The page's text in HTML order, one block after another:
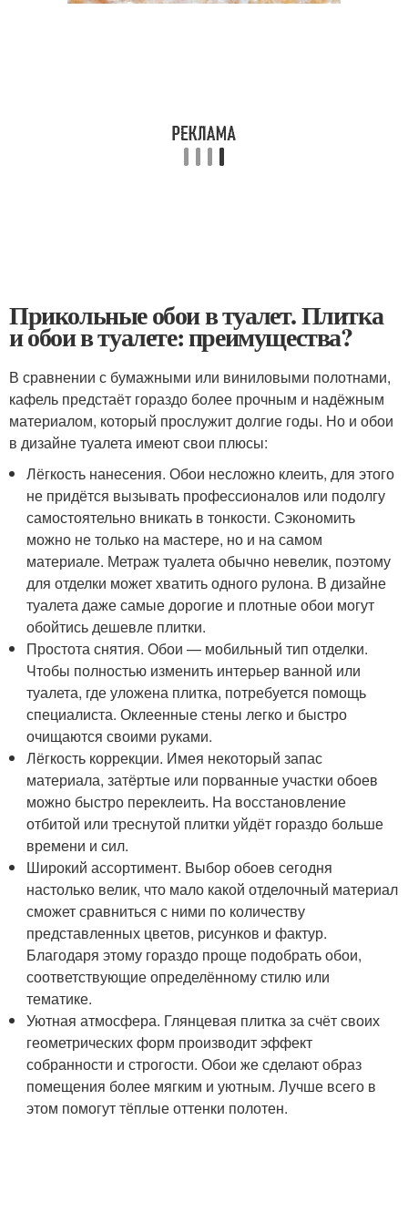
Прикольные обои в туалет. Плитка
и обои в туалете: преимущества?
В сравнении с бумажными или виниловыми полотнами,
кафель предстаёт гораздо более прочным и надёжным
материалом, который прослужит долгие годы. Но и обои
в дизайне туалета имеют свои плюсы:
Лёгкость нанесения. Обои несложно клеить, для этого
не придётся вызывать профессионалов или подолгу
самостоятельно вникать в тонкости. Сэкономить
можно не только на мастере, но и на самом
материале. Метраж туалета обычно невелик, поэтому
для отделки может хватить одного рулона. В дизайне
туалета даже самые дорогие и плотные обои могут
обойтись дешевле плитки.
Простота снятия. Обои — мобильный тип отделки.
Чтобы полностью изменить интерьер ванной или
туалета, где уложена плитка, потребуется помощь
специалиста. Оклеенные стены легко и быстро
очищаются своими руками.
Лёгкость коррекции. Имея некоторый запас
материала, затёртые или порванные участки обоев
можно быстро переклеить. На восстановление
отбитой или треснутой плитки уйдёт гораздо больше
времени и сил.
Широкий ассортимент. Выбор обоев сегодня
настолько велик, что мало какой отделочный материал
сможет сравниться с ними по количеству
представленных цветов, рисунков и фактур.
Благодаря этому гораздо проще подобрать обои,
соответствующие определённому стилю или
тематике.
Уютная атмосфера. Глянцевая плитка за счёт своих
геометрических форм производит эффект
собранности и строгости. Обои же сделают образ
помещения более мягким и уютным. Лучше всего в
этом помогут тёплые оттенки полотен.